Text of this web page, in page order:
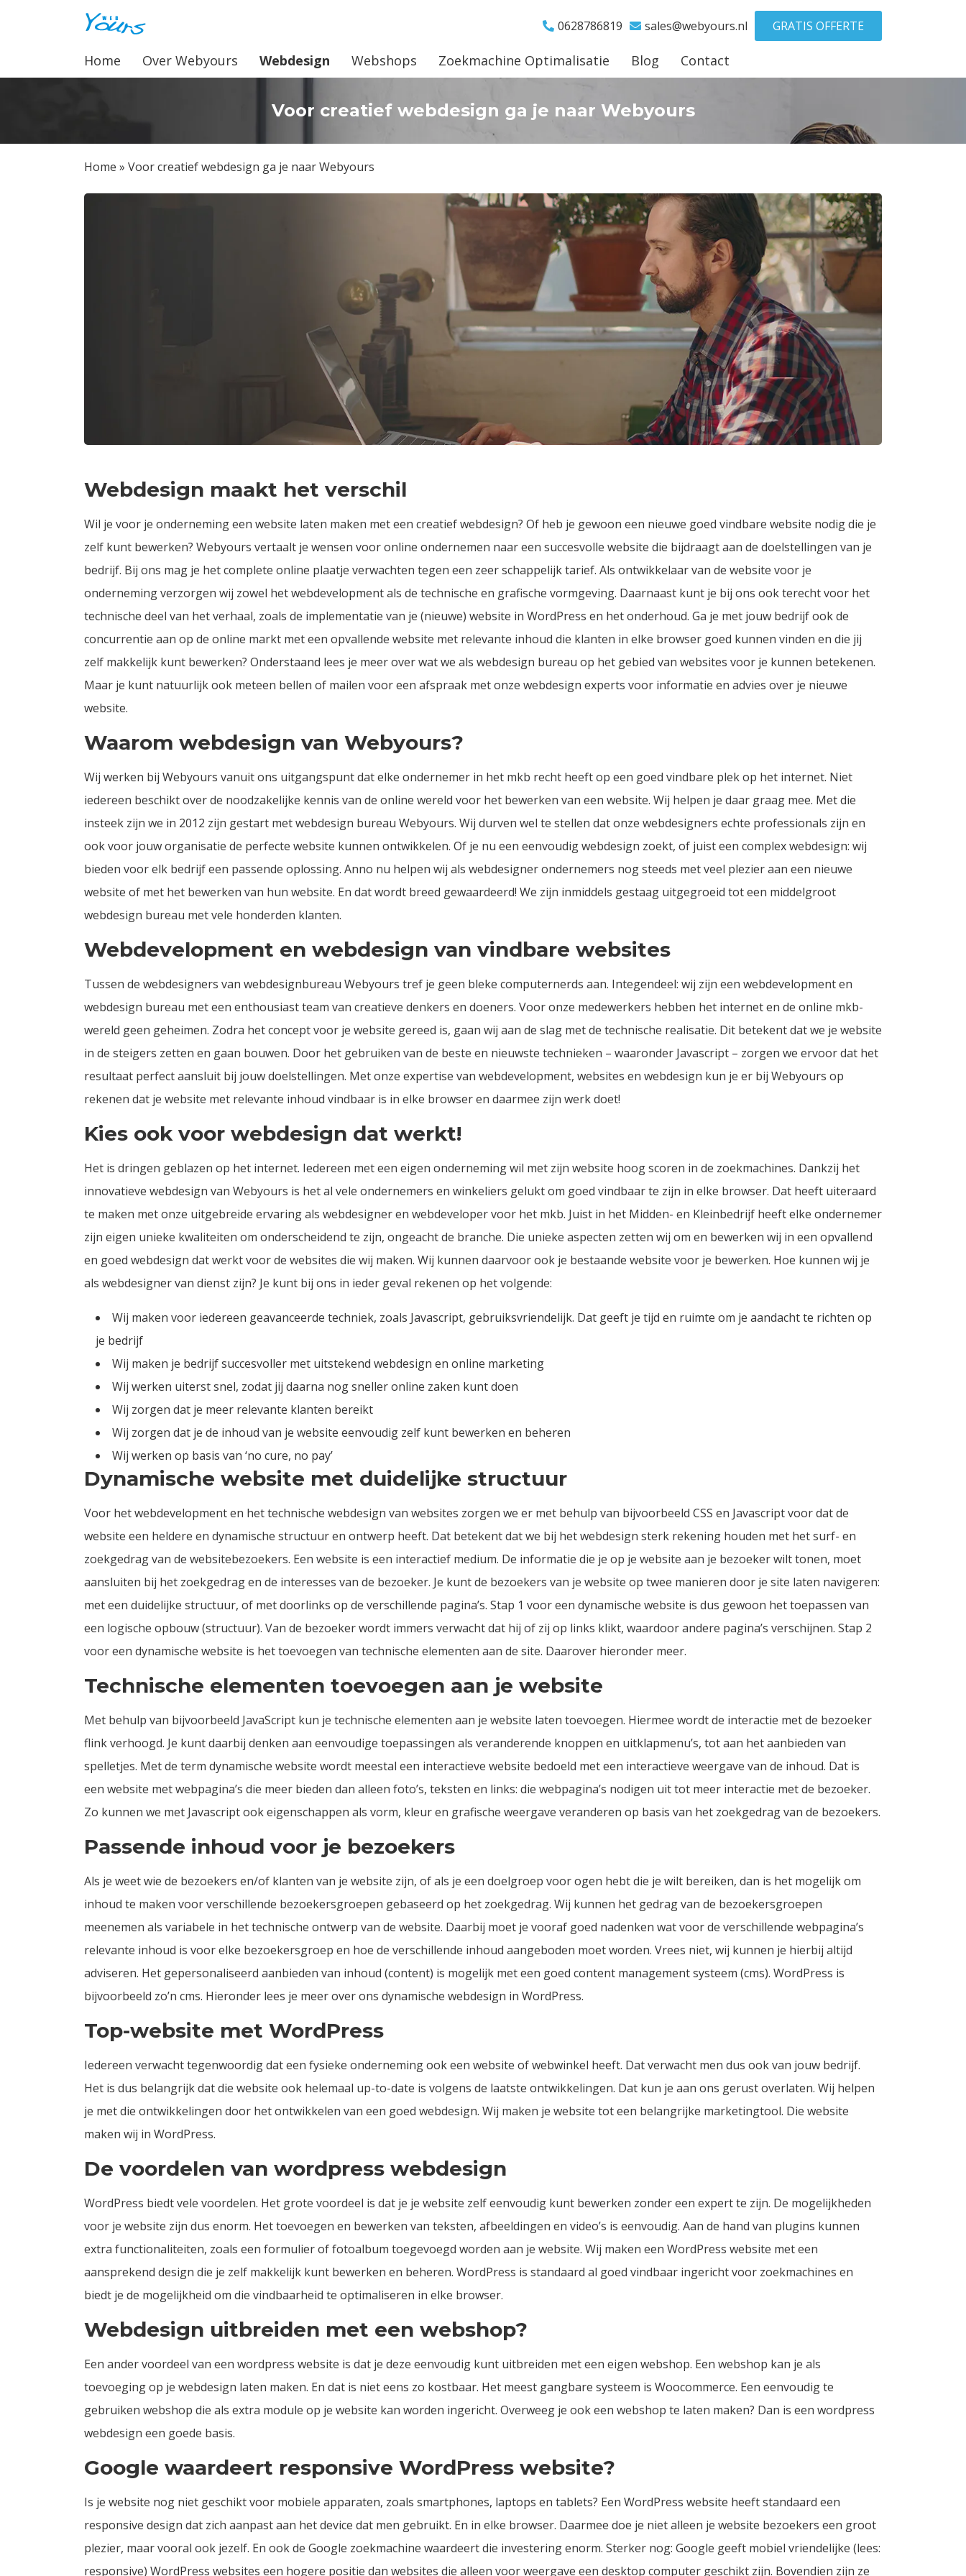
Webdesign
0628786819 sales@webyours.nl GRATIS OFFERTE
Home Over Webyours Webdesign Webshops Zoekmachine Optimalisatie Blog Contact
Voor creatief webdesign ga je naar Webyours
Home » Voor creatief webdesign ga je naar Webyours
Webdesign maakt het verschil
Wil je voor je onderneming een website laten maken met een creatief webdesign? Of heb je gewoon een nieuwe goed vindbare website nodig die je
zelf kunt bewerken? Webyours vertaalt je wensen voor online ondernemen naar een succesvolle website die bijdraagt aan de doelstellingen van je
bedrijf. Bij ons mag je het complete online plaatje verwachten tegen een zeer schappelijk tarief. Als ontwikkelaar van de website voor je
onderneming verzorgen wij zowel het webdevelopment als de technische en grafische vormgeving. Daarnaast kunt je bij ons ook terecht voor het
technische deel van het verhaal, zoals de implementatie van je (nieuwe) website in WordPress en het onderhoud. Ga je met jouw bedrijf ook de
concurrentie aan op de online markt met een opvallende website met relevante inhoud die klanten in elke browser goed kunnen vinden en die jij
zelf makkelijk kunt bewerken? Onderstaand lees je meer over wat we als webdesign bureau op het gebied van websites voor je kunnen betekenen.
Maar je kunt natuurlijk ook meteen bellen of mailen voor een afspraak met onze webdesign experts voor informatie en advies over je nieuwe
website.
Waarom webdesign van Webyours?
Wij werken bij Webyours vanuit ons uitgangspunt dat elke ondernemer in het mkb recht heeft op een goed vindbare plek op het internet. Niet
iedereen beschikt over de noodzakelijke kennis van de online wereld voor het bewerken van een website. Wij helpen je daar graag mee. Met die
insteek zijn we in 2012 zijn gestart met webdesign bureau Webyours. Wij durven wel te stellen dat onze webdesigners echte professionals zijn en
ook voor jouw organisatie de perfecte website kunnen ontwikkelen. Of je nu een eenvoudig webdesign zoekt, of juist een complex webdesign: wij
bieden voor elk bedrijf een passende oplossing. Anno nu helpen wij als webdesigner ondernemers nog steeds met veel plezier aan een nieuwe
website of met het bewerken van hun website. En dat wordt breed gewaardeerd! We zijn inmiddels gestaag uitgegroeid tot een middelgroot
webdesign bureau met vele honderden klanten.
Webdevelopment en webdesign van vindbare websites
Tussen de webdesigners van webdesignbureau Webyours tref je geen bleke computernerds aan. Integendeel: wij zijn een webdevelopment en
webdesign bureau met een enthousiast team van creatieve denkers en doeners. Voor onze medewerkers hebben het internet en de online mkb-
wereld geen geheimen. Zodra het concept voor je website gereed is, gaan wij aan de slag met de technische realisatie. Dit betekent dat we je website
in de steigers zetten en gaan bouwen. Door het gebruiken van de beste en nieuwste technieken – waaronder Javascript – zorgen we ervoor dat het
resultaat perfect aansluit bij jouw doelstellingen. Met onze expertise van webdevelopment, websites en webdesign kun je er bij Webyours op
rekenen dat je website met relevante inhoud vindbaar is in elke browser en daarmee zijn werk doet!
Kies ook voor webdesign dat werkt!
Het is dringen geblazen op het internet. Iedereen met een eigen onderneming wil met zijn website hoog scoren in de zoekmachines. Dankzij het
innovatieve webdesign van Webyours is het al vele ondernemers en winkeliers gelukt om goed vindbaar te zijn in elke browser. Dat heeft uiteraard
te maken met onze uitgebreide ervaring als webdesigner en webdeveloper voor het mkb. Juist in het Midden- en Kleinbedrijf heeft elke ondernemer
zijn eigen unieke kwaliteiten om onderscheidend te zijn, ongeacht de branche. Die unieke aspecten zetten wij om en bewerken wij in een opvallend
en goed webdesign dat werkt voor de websites die wij maken. Wij kunnen daarvoor ook je bestaande website voor je bewerken. Hoe kunnen wij je
als webdesigner van dienst zijn? Je kunt bij ons in ieder geval rekenen op het volgende:
Wij maken voor iedereen geavanceerde techniek, zoals Javascript, gebruiksvriendelijk. Dat geeft je tijd en ruimte om je aandacht te richten op
je bedrijf
Wij maken je bedrijf succesvoller met uitstekend webdesign en online marketing
Wij werken uiterst snel, zodat jij daarna nog sneller online zaken kunt doen
Wij zorgen dat je meer relevante klanten bereikt
Wij zorgen dat je de inhoud van je website eenvoudig zelf kunt bewerken en beheren
Wij werken op basis van ‘no cure, no pay’
Dynamische website met duidelijke structuur
Voor het webdevelopment en het technische webdesign van websites zorgen we er met behulp van bijvoorbeeld CSS en Javascript voor dat de
website een heldere en dynamische structuur en ontwerp heeft. Dat betekent dat we bij hetwebdesign sterk rekening houden met het surf- en
zoekgedrag van de websitebezoekers. Een website is een interactief medium. De informatie die je op je website aan je bezoeker wilt tonen, moet
aansluiten bij het zoekgedrag en de interesses van de bezoeker. Je kunt de bezoekers van je website op twee manieren door je site laten navigeren:
met een duidelijke structuur, of met doorlinks op de verschillende pagina’s. Stap 1 voor een dynamische website is dus gewoon het toepassen van
een logische opbouw (structuur). Van de bezoeker wordt immers verwacht dat hij of zij op links klikt, waardoor andere pagina’s verschijnen. Stap 2
voor een dynamische website is het toevoegen van technische elementen aan de site. Daarover hieronder meer.
Technische elementen toevoegen aan je website
Met behulp van bijvoorbeeld JavaScript kun je technische elementen aan je website laten toevoegen. Hiermee wordt de interactie met de bezoeker
flink verhoogd. Je kunt daarbij denken aan eenvoudige toepassingen als veranderende knoppen en uitklapmenu’s, tot aan het aanbieden van
spelletjes. Met de term dynamische website wordt meestal een interactieve website bedoeld met een interactieve weergave van de inhoud. Dat is
een website met webpagina’s die meer bieden dan alleen foto’s, teksten en links: die webpagina’s nodigen uit tot meer interactie met de bezoeker.
Zo kunnen we met Javascript ook eigenschappen als vorm, kleur en grafische weergave veranderen op basis van het zoekgedrag van de bezoekers.
Passende inhoud voor je bezoekers
Als je weet wie de bezoekers en/of klanten van je website zijn, of als je een doelgroep voor ogen hebt die je wilt bereiken, dan is het mogelijk om
inhoud te maken voor verschillende bezoekersgroepen gebaseerd op het zoekgedrag. Wij kunnen het gedrag van de bezoekersgroepen
meenemen als variabele in het technische ontwerp van de website. Daarbij moet je vooraf goed nadenken wat voor de verschillende webpagina’s
relevante inhoud is voor elke bezoekersgroep en hoe de verschillende inhoud aangeboden moet worden. Vrees niet, wij kunnen je hierbij altijd
adviseren. Het gepersonaliseerd aanbieden van inhoud (content) is mogelijk met een goed content management systeem (cms). WordPress is
bijvoorbeeld zo’n cms. Hieronder lees je meer over ons dynamische webdesign in WordPress.
Top-website met WordPress
Iedereen verwacht tegenwoordig dat een fysieke onderneming ook een website of webwinkel heeft. Dat verwacht men dus ook van jouw bedrijf.
Het is dus belangrijk dat die website ook helemaal up-to-date is volgens de laatste ontwikkelingen. Dat kun je aan ons gerust overlaten. Wij helpen
je met die ontwikkelingen door het ontwikkelen van een goed webdesign. Wij maken je website tot een belangrijke marketingtool. Die website
maken wij in WordPress.
De voordelen van wordpress webdesign
WordPress biedt vele voordelen. Het grote voordeel is dat je je website zelf eenvoudig kunt bewerken zonder een expert te zijn. De mogelijkheden
voor je website zijn dus enorm. Het toevoegen en bewerken van teksten, afbeeldingen en video’s is eenvoudig. Aan de hand van plugins kunnen
extra functionaliteiten, zoals een formulier of fotoalbum toegevoegd worden aan je website. Wij maken een WordPress website met een
aansprekend design die je zelf makkelijk kunt bewerken en beheren. WordPress is standaard al goed vindbaar ingericht voor zoekmachines en
biedt je de mogelijkheid om die vindbaarheid te optimaliseren in elke browser.
Webdesign uitbreiden met een webshop?
Een ander voordeel van een wordpress website is dat je deze eenvoudig kunt uitbreiden met een eigen webshop. Een webshop kan je als
toevoeging op je webdesign laten maken. En dat is niet eens zo kostbaar. Het meest gangbare systeem is Woocommerce. Een eenvoudig te
gebruiken webshop die als extra module op je website kan worden ingericht. Overweeg je ook een webshop te laten maken? Dan is een wordpress
webdesign een goede basis.
Google waardeert responsive WordPress website?
Is je website nog niet geschikt voor mobiele apparaten, zoals smartphones, laptops en tablets? Een WordPress website heeft standaard een
responsive design dat zich aanpast aan het device dat men gebruikt. En in elke browser. Daarmee doe je niet alleen je website bezoekers een groot
plezier, maar vooral ook jezelf. En ook de Google zoekmachine waardeert die investering enorm. Sterker nog: Google geeft mobiel vriendelijke (lees:
responsive) WordPress websites een hogere positie dan websites die alleen voor weergave een desktop computer geschikt zijn. Bovendien zijn ze